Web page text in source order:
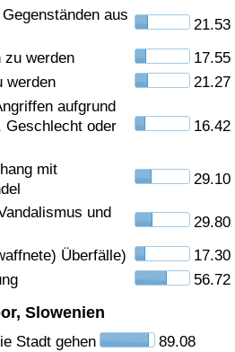
aus
21.53
zu werden
17.55
werden
21.27
aufgrund
Geschlecht oder
16.42
mit
29.10
und
29.80
Überfälle)
17.30
56.72
Slowenien
Stadt gehen 89.08
Index (aktuell)
Index
Index nach Land
Index (aktuell)
Index nach Land